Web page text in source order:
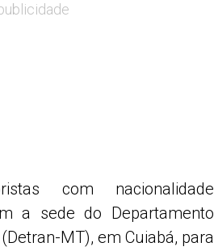
com nacionalidade
a sede do Departamento
MT), em Cuiabá, para